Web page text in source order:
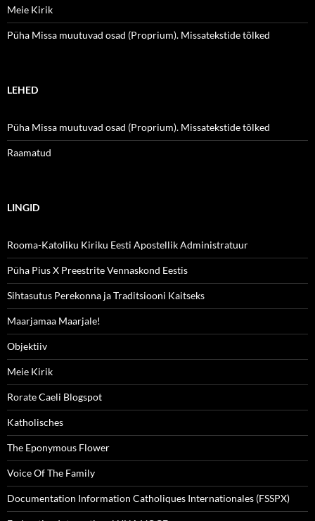
Meie Kirik
Püha Missa muutuvad osad (Proprium). Missatekstide tõlked
LEHED
Püha Missa muutuvad osad (Proprium). Missatekstide tõlked
Raamatud
LINGID
Rooma-Katoliku Kiriku Eesti Apostellik Administratuur
Püha Pius X Preestrite Vennaskond Eestis
Sihtasutus Perekonna ja Traditsiooni Kaitseks
Maarjamaa Maarjale!
Objektiiv
Meie Kirik
Rorate Caeli Blogspot
Katholisches
The Eponymous Flower
Voice Of The Family
Documentation Information Catholiques Internationales (FSSPX)